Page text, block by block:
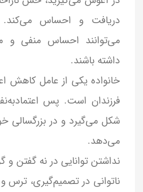
دریافت و احساس
می‌توانند احساس منفی و
داشته باشند.
خانواده یکی از عامل کاهش
فرزندان است. پس
شکل می‌گیرد و در بزرگسالی
می‌دهد.
نداشتن توانایی در نه گفتن
ناتوانی در تصمیم‌گیری، ترس